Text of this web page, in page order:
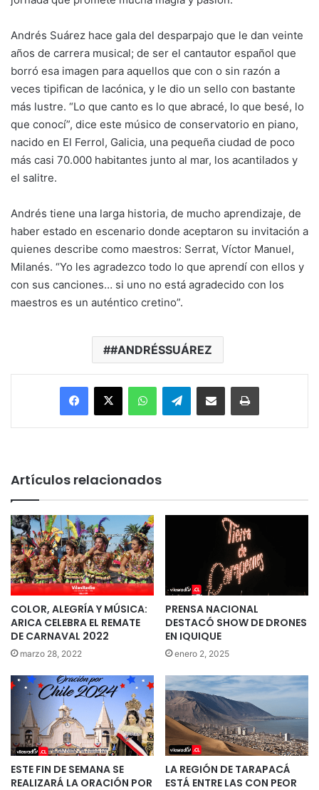
Andrés Suárez hace gala del desparpajo que le dan veinte
años de carrera musical; de ser el cantautor español que
borró esa imagen para aquellos que con o sin razón a
veces tipifican de lacónica, y le dio un sello con bastante
más lustre. “Lo que canto es lo que abracé, lo que besé, lo
que conocí”, dice este músico de conservatorio en piano,
nacido en El Ferrol, Galicia, una pequeña ciudad de poco
más casi 70.000 habitantes junto al mar, los acantilados y
el salitre.
Andrés tiene una larga historia, de mucho aprendizaje, de
haber estado en escenario donde aceptaron su invitación a
quienes describe como maestros: Serrat, Víctor Manuel,
Milanés. “Yo les agradezco todo lo que aprendí con ellos y
con sus canciones… si uno no está agradecido con los
maestros es un auténtico cretino”.
#ANDRÉSSUÁREZ
Facebook
X WhatsAppTelegramEnviar vía email Imprimir
Artículos relacionados
COLOR, ALEGRÍA Y MÚSICA:
ARICA CELEBRA EL REMATE
DE CARNAVAL 2022
marzo 28, 2022
PRENSA NACIONAL
DESTACÓ SHOW DE DRONES
EN IQUIQUE
enero 2, 2025
ESTE FIN DE SEMANA SE
REALIZARÁ LA ORACIÓN POR
LA REGIÓN DE TARAPACÁ
ESTÁ ENTRE LAS CON PEOR